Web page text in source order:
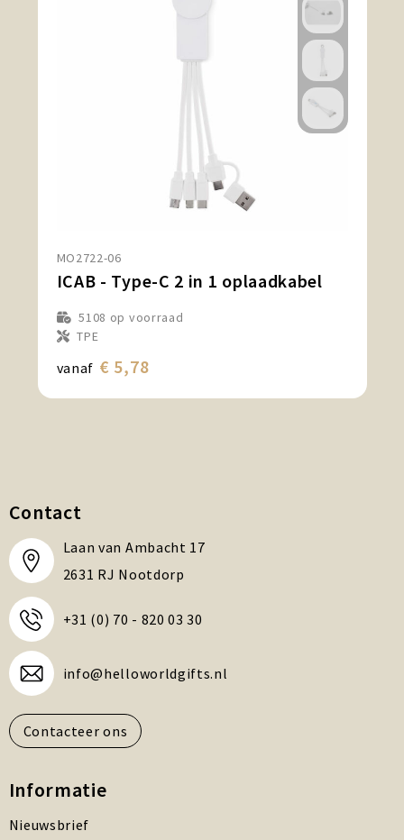
MO2722-06
ICAB - Type-C 2 in 1 oplaadkabel
5108 op voorraad
TPE
vanaf € 5,78
Contact
Laan van Ambacht 17
2631 RJ Nootdorp
+31 (0) 70 - 820 03 30
info@helloworldgifts.nl
Contacteer ons
Informatie
Nieuwsbrief